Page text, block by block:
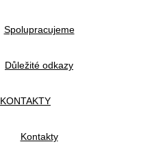
Spolupracujeme
Důležité odkazy
KONTAKTY
Kontakty